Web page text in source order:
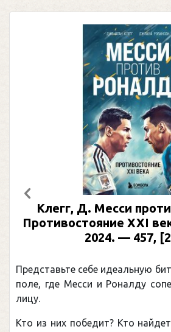
Клегг, Д. Месси
Противостояние XXI
2024. — 457,
Представьте себе идеальную
поле, где Месси и Роналду
лицу.
Кто из них победит? Кто
Предыдущий